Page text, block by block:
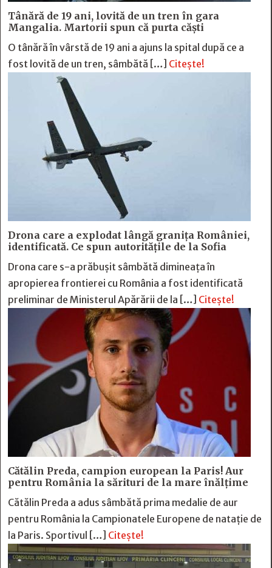
Tânără de 19 ani, lovită de un tren în gara
Mangalia. Martorii spun că purta căști
O tânără în vârstă de 19 ani a ajuns la spital după ce a
fost lovită de un tren, sâmbătă […] Citește!
Drona care a explodat lângă granița României,
identificată. Ce spun autoritățile de la Sofia
Drona care s-a prăbușit sâmbătă dimineața în
apropierea frontierei cu România a fost identificată
preliminar de Ministerul Apărării de la […] Citește!
Cătălin Preda, campion european la Paris! Aur
pentru România la sărituri de la mare înălțime
Cătălin Preda a adus sâmbătă prima medalie de aur
pentru România la Campionatele Europene de natație de
la Paris. Sportivul […] Citește!